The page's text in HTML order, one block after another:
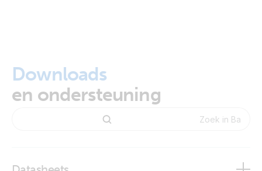
Downloads
en ondersteuning